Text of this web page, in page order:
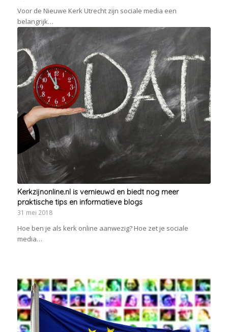
Voor de Nieuwe Kerk Utrecht zijn sociale media een
belangrijk…
Kerkzijnonline.nl is vernieuwd en biedt nog meer
praktische tips en informatieve blogs
31 mei 2018
Hoe ben je als kerk online aanwezig? Hoe zet je sociale
media…